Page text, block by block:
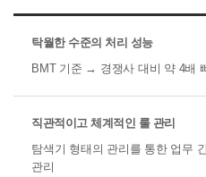
탁월한 수준의 처리 성능
BMT 기준 → 경쟁사 대비 약 4배
직관적이고 체계적인 룰 관리
탐색기 형태의 관리를 통한 업무
관리